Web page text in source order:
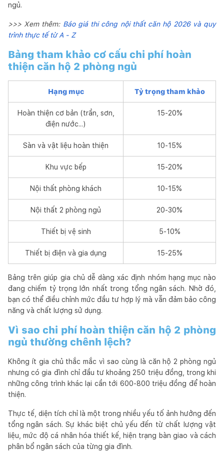
ngủ.
>>> Xem thêm: Báo giá thi công nội thất căn hộ 2026 và quy
trình thực tế từ A - Z
Bảng tham khảo cơ cấu chi phí hoàn
thiện căn hộ 2 phòng ngủ
Hạng mục Tỷ trọng tham khảo
Hoàn thiện cơ bản (trần, sơn,
điện nước...)
15-20%
Sàn và vật liệu hoàn thiện 10-15%
Khu vực bếp 15-20%
Nội thất phòng khách 10-15%
Nội thất 2 phòng ngủ 20-30%
Thiết bị vệ sinh 5-10%
Thiết bị điện và gia dụng 15-25%
Bảng trên giúp gia chủ dễ dàng xác định nhóm hạng mục nào
đang chiếm tỷ trọng lớn nhất trong tổng ngân sách. Nhờ đó,
bạn có thể điều chỉnh mức đầu tư hợp lý mà vẫn đảm bảo công
năng và chất lượng sử dụng.
Vì sao chi phí hoàn thiện căn hộ 2 phòng
ngủ thường chênh lệch?
Không ít gia chủ thắc mắc vì sao cùng là căn hộ 2 phòng ngủ
nhưng có gia đình chỉ đầu tư khoảng 250 triệu đồng, trong khi
những công trình khác lại cần tới 600-800 triệu đồng để hoàn
thiện.
Thực tế, diện tích chỉ là một trong nhiều yếu tố ảnh hưởng đến
tổng ngân sách. Sự khác biệt chủ yếu đến từ chất lượng vật
liệu, mức độ cá nhân hóa thiết kế, hiện trạng bàn giao và cách
phân bổ ngân sách của từng gia đình.